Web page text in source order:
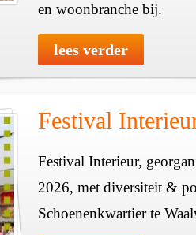
en woonbranche bij.
lees verder
Festival
Festival Interieur,
2026, met diversiteit &
Schoenenkwartier te